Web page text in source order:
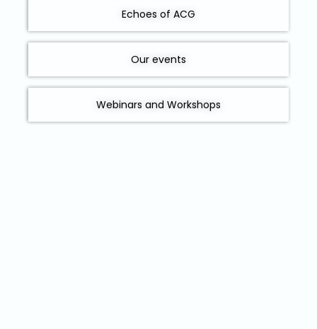
Echoes of ACG
Our events
Webinars and Workshops